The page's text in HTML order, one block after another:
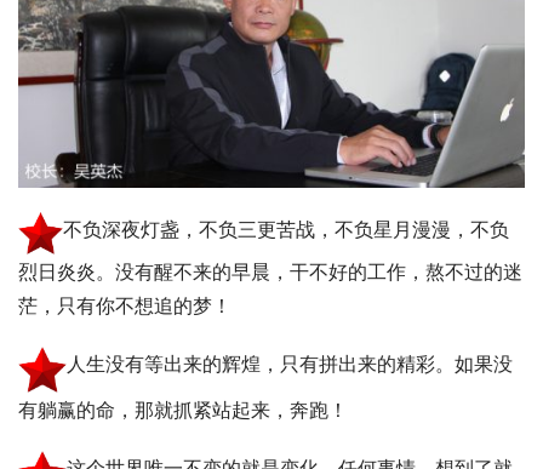
不负深夜灯盏，不负三更苦战，不负星月漫漫，不负
烈日炎炎。没有醒不来的早晨，干不好的工作，熬不过的迷
茫，只有你不想追的梦！
人生没有等出来的辉煌，只有拼出来的精彩。如果没
有躺赢的命，那就抓紧站起来，奔跑！